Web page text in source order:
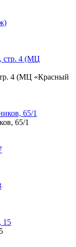
4 (МЦ «Красный
65/1